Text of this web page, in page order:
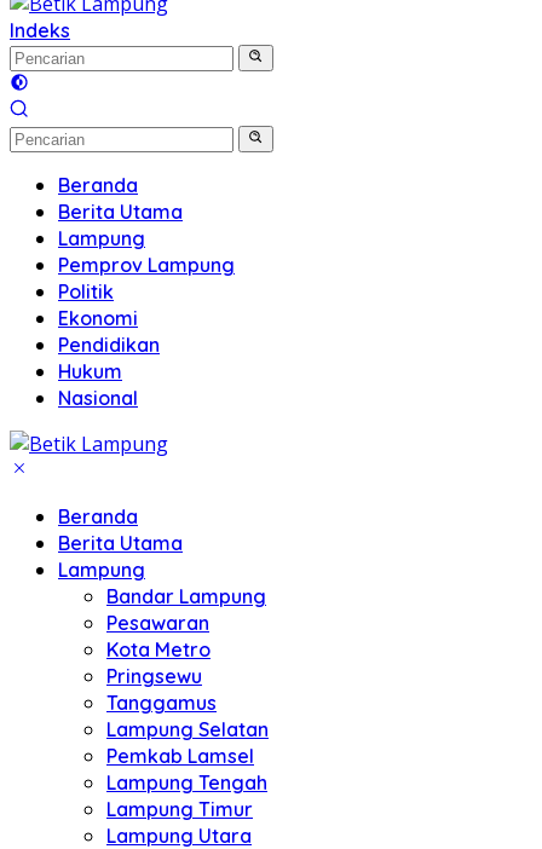
Indeks
Beranda
Berita Utama
Lampung
Pemprov Lampung
Politik
Ekonomi
Pendidikan
Hukum
Nasional
Beranda
Berita Utama
Lampung
Bandar Lampung
Pesawaran
Kota Metro
Pringsewu
Tanggamus
Lampung Selatan
Pemkab Lamsel
Lampung Tengah
Lampung Timur
Lampung Utara